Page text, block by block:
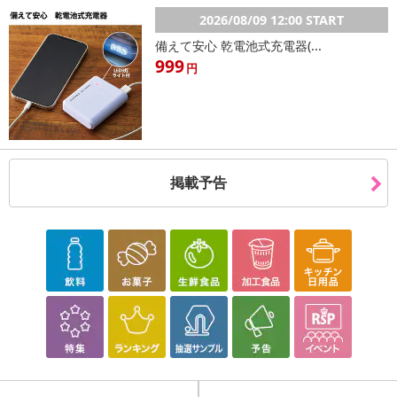
・商品サイズ：XLサイズ（商品詳細ページをご確認ください）
・商品重量：商品詳細ページをご確認ください
注意事項
【賞味・消費期限のある商品について】
商品到着時点でのお日持ち期間は、配送日数などにより異なります
のでご了承ください。
【キャンセルについて】
記載されている内容を必ずご確認いただき、お届けする商品セット
にご納得いただきましたうえでお申し込みください。
※パッケージ変更や商品リニューアル（成分など含む）等により、
参考の掲載画像や画像内のバーコードなど、お届け商品と多少異な
る場合がございます。
また、[新たな加工食品の原料原産地表示制度]の経過措置期間の終
合がございます。
2026/08/09 12:00 START
備えて安心 乾電池式充電器(...
999円
掲載予告